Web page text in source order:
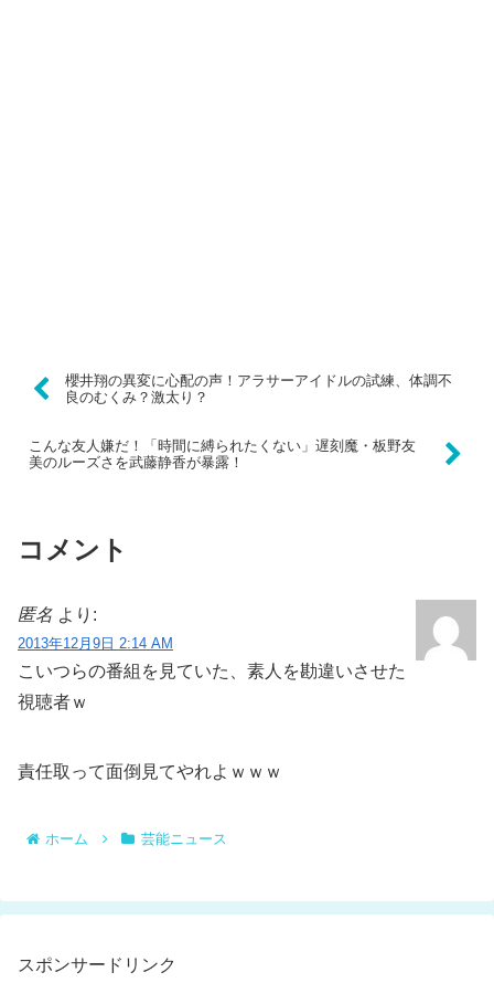
櫻井翔の異変に心配の声！アラサーアイドルの試練、体調不
良のむくみ？激太り？
こんな友人嫌だ！「時間に縛られたくない」遅刻魔・板野友
美のルーズさを武藤静香が暴露！
コメント
匿名 より:
2013年12月9日 2:14 AM
こいつらの番組を見ていた、素人を勘違いさせた
視聴者ｗ
責任取って面倒見てやれよｗｗｗ
ホーム 芸能ニュース
スポンサードリンク